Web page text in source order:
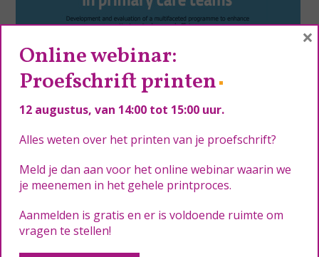
Online webinar:
Proefschrift printen
12 augustus, van 14:00 tot 15:00 uur.
Alles weten over het printen van je proefschrift?
Meld je dan aan voor het online webinar waarin we
je meenemen in het gehele printproces.
Aanmelden is gratis en er is voldoende ruimte om
vragen te stellen!
×